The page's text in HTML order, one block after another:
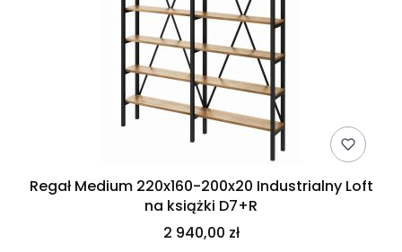
Regał Medium 220x160-200x20 Industrialny Loft
na książki D7+R
2 940,00 zł